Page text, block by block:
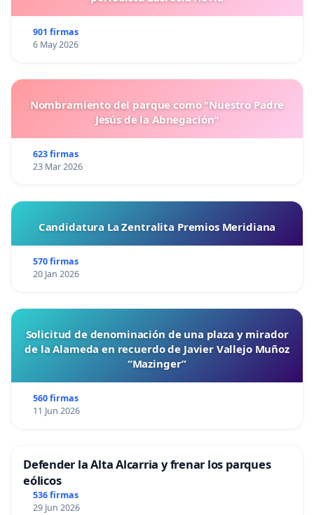
901 firmas
6 May 2026
Nombramiento del parque como "Nuestro Padre
Jesús de la Abnegación"
623 firmas
23 Mar 2026
Candidatura La Zentralita Premios Meridiana
570 firmas
20 Jan 2026
Solicitud de denominación de una plaza y mirador
de la Alameda en recuerdo de Javier Vallejo Muñoz
“Mazinger”
560 firmas
11 Jun 2026
Defender la Alta Alcarria y frenar los parques
eólicos
536 firmas
29 Jun 2026